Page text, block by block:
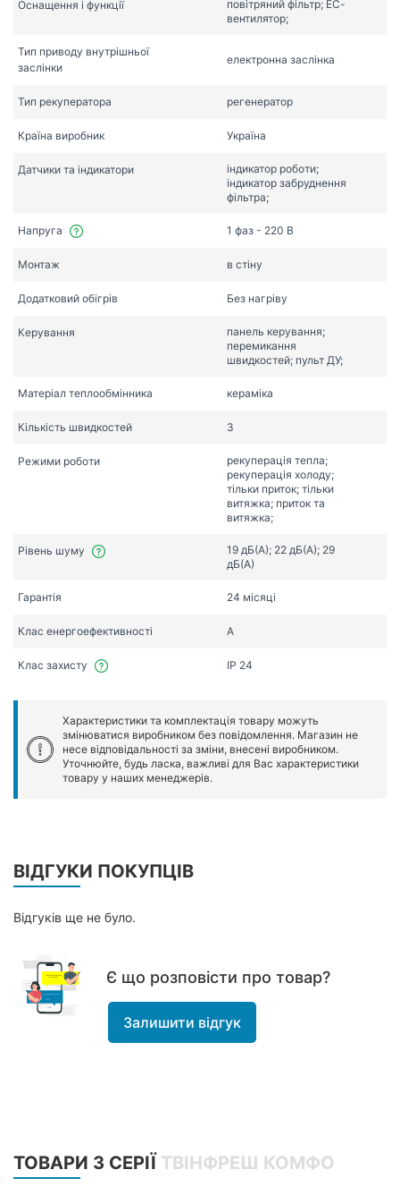
Оснащення і функції
повітряний фільтр; ЕС-
вентилятор;
Тип приводу внутрішньої
заслінки
електронна заслінка
Тип рекуператора регенератор
Країна виробник Україна
Датчики та індикатори
індикатор роботи;
індикатор забруднення
фільтра;
Напруга 1 фаз - 220 В
Монтаж в стіну
Додатковий обігрів Без нагріву
Керування
панель керування;
перемикання
швидкостей; пульт ДУ;
Матеріал теплообмінника кераміка
Кількість швидкостей 3
Режими роботи
рекуперація тепла;
рекуперація холоду;
тільки приток; тільки
витяжка; приток та
витяжка;
Рівень шуму
19 дБ(А); 22 дБ(А); 29
дБ(А)
Гарантія 24 місяці
Клас енергоефективності A
Клас захисту IP 24
Характеристики та комплектація товару можуть
змінюватися виробником без повідомлення. Магазин не
несе відповідальності за зміни, внесені виробником.
Уточнюйте, будь ласка, важливі для Вас характеристики
товару у наших менеджерів.
ВІДГУКИ ПОКУПЦІВ
Відгуків ще не було.
Є що розповісти про товар?
Залишити відгук
ТОВАРИ З СЕРІЇ ТВІНФРЕШ КОМФО